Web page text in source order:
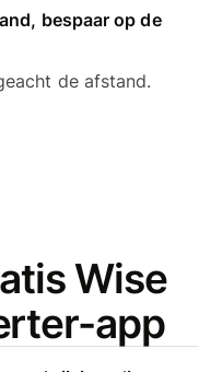
bespaar op de
de afstand.
Wise
app